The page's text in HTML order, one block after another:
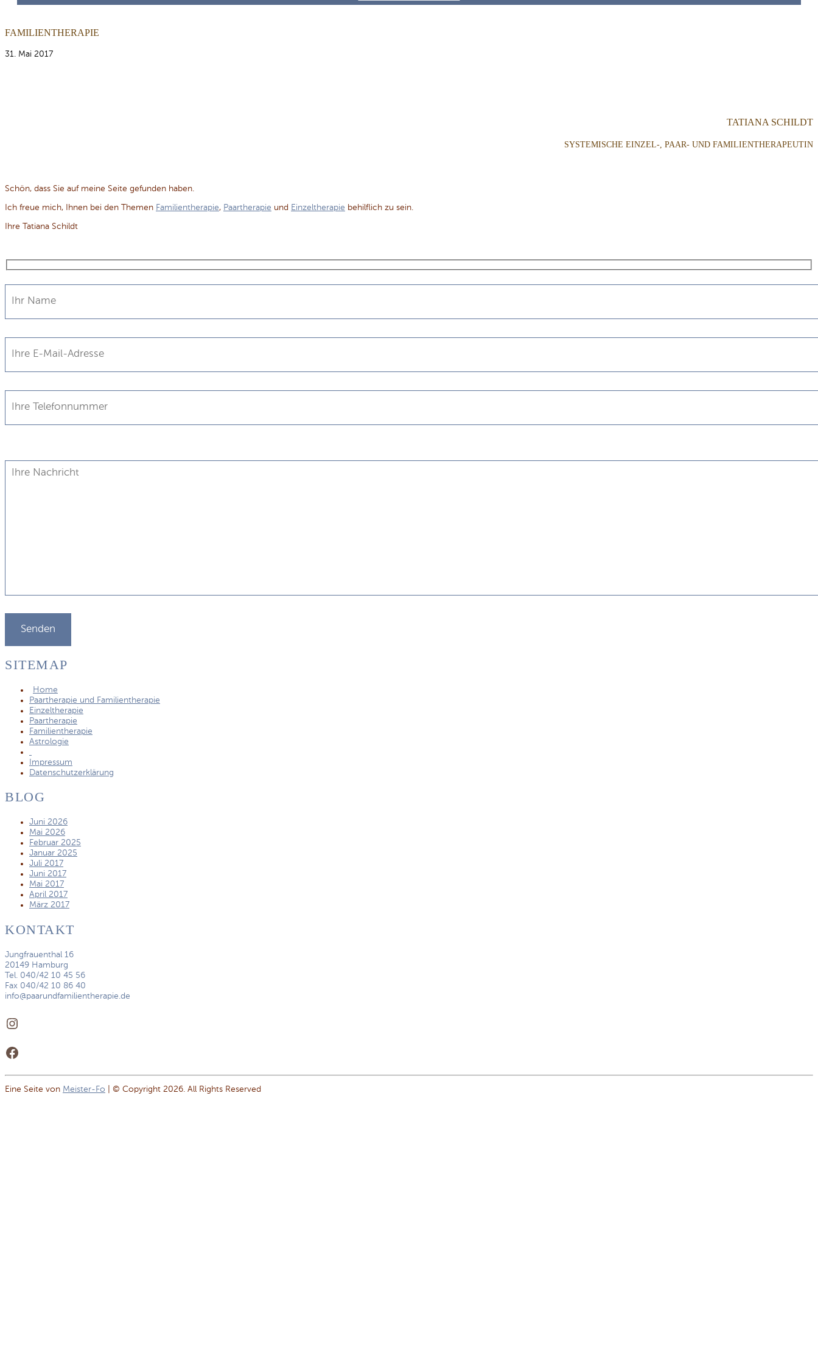
FAMILIENTHERAPIE
31. Mai 2017
TATIANA SCHILDT
SYSTEMISCHE EINZEL-, PAAR- UND FAMILIENTHERAPEUTIN
Schön, dass Sie auf meine Seite gefunden haben.
Ich freue mich, Ihnen bei den Themen Familientherapie, Paartherapie und Einzeltherapie behilflich zu sein.
Ihre Tatiana Schildt
SITEMAP
Home
Paartherapie und Familientherapie
Einzeltherapie
Paartherapie
Familientherapie
Astrologie
Impressum
Datenschutzerklärung
BLOG
Juni 2026
Mai 2026
Februar 2025
Januar 2025
Juli 2017
Juni 2017
Mai 2017
April 2017
März 2017
KONTAKT
Jungfrauenthal 16
20149 Hamburg
Tel. 040/42 10 45 56
Fax 040/42 10 86 40
info@paarundfamilientherapie.de
Instagram
Facebook
Eine Seite von Meister-Fo | © Copyright 2026. All Rights Reserved